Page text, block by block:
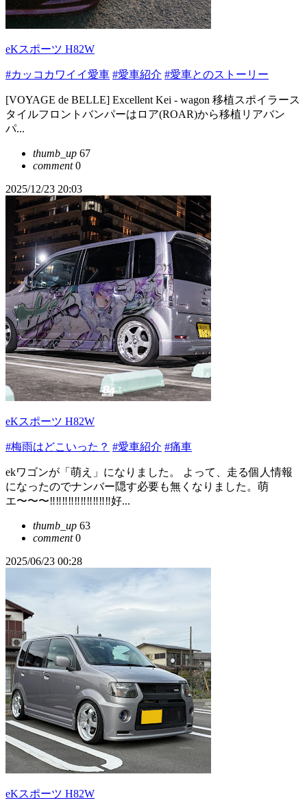
eKスポーツ H82W
#カッコカワイイ愛車 #愛車紹介 #愛車とのストーリー
[VOYAGE de BELLE] Excellent Kei - wagon 移植スポイラース
タイルフロントバンパーはロア(ROAR)から移植リアバン
パ...
thumb_up 67
comment0
2025/12/23 20:03
eKスポーツ H82W
#梅雨はどこいった？ #愛車紹介 #痛車
ekワゴンが「萌え」になりました。 よって、走る個人情報
になったのでナンバー隠す必要も無くなりました。萌
エ〜〜〜‼️‼️‼️‼️‼️‼️‼️‼️‼️‼️好...
thumb_up 63
comment0
2025/06/23 00:28
eKスポーツ H82W